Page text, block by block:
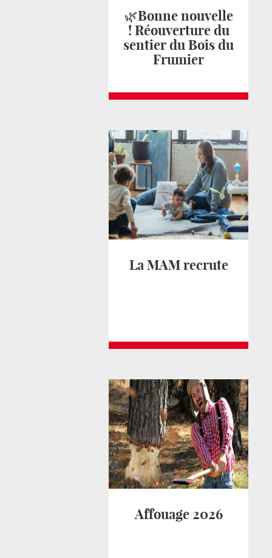
🌿Bonne nouvelle
! Réouverture du
sentier du Bois du
Frumier
La MAM recrute
Affouage 2026